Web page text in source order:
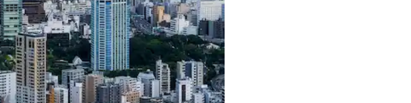
et vers le bas pour les parcourir ou en appuyant et en faisant glisser.